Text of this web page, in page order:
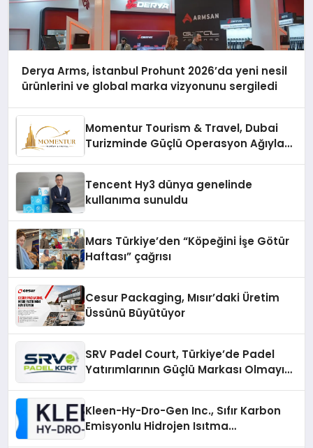
Derya Arms, İstanbul Prohunt 2026’da yeni nesil
ürünlerini ve global marka vizyonunu sergiledi
Momentur Tourism & Travel, Dubai
Turizminde Güçlü Operasyon Ağıyla
Tencent Hy3 dünya genelinde
kullanıma sunuldu
Mars Türkiye’den “Köpeğini İşe Götür
Haftası” çağrısı
Cesur Packaging, Mısır’daki Üretim
Üssünü Büyütüyor
SRV Padel Court, Türkiye’de Padel
Yatırımlarının Güçlü Markası Olmayı
Kleen-Hy-Dro-Gen Inc., Sıfır Karbon
Emisyonlu Hidrojen Isıtma